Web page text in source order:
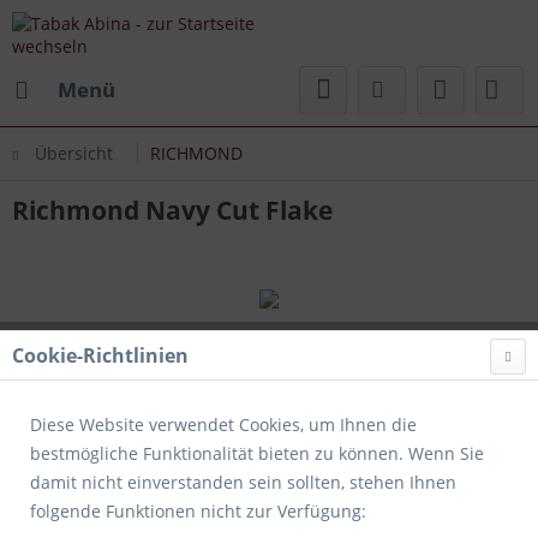
Menü
Übersicht RICHMOND
Richmond Navy Cut Flake
Cookie-Richtlinien
Diese Website verwendet Cookies, um Ihnen die
bestmögliche Funktionalität bieten zu können. Wenn Sie
damit nicht einverstanden sein sollten, stehen Ihnen
folgende Funktionen nicht zur Verfügung: